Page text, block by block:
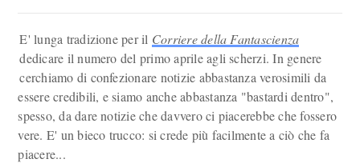
E' lunga tradizione per il Corriere della Fantascienza
dedicare il numero del primo aprile agli scherzi. In genere
cerchiamo di confezionare notizie abbastanza verosimili da
essere credibili, e siamo anche abbastanza "bastardi dentro",
spesso, da dare notizie che davvero ci piacerebbe che fossero
vere. E' un bieco trucco: si crede più facilmente a ciò che fa
piacere...